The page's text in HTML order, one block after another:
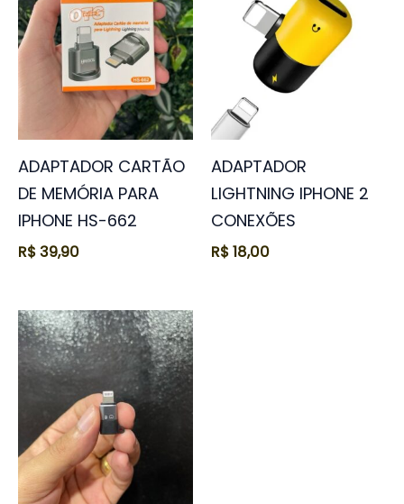
ADAPTADOR CARTÃO
DE MEMÓRIA PARA
IPHONE HS-662
R$39,90
ADAPTADOR
LIGHTNING IPHONE 2
CONEXÕES
R$18,00